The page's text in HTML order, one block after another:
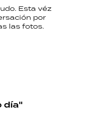
Esta véz
por
las fotos.
día"